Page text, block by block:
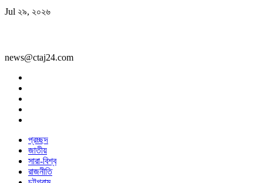
Jul ২৯, ২০২৬
news@ctaj24.com
প্রচ্ছদ
জাতীয়
সারা-বিশ্ব
রাজনীতি